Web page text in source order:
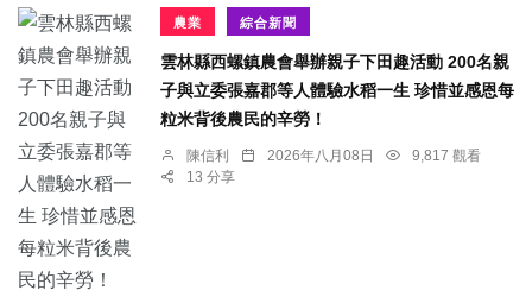
農業 綜合新聞
雲林縣西螺鎮農會舉辦親子下田趣活動 200名親
子與立委張嘉郡等人體驗水稻一生 珍惜並感恩每
粒米背後農民的辛勞！
陳信利 2026年八月08日
9,817 觀看
13 分享